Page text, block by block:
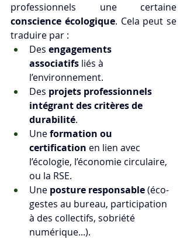
conscience écologique. Cela peut se
traduire par :
Des engagements
associatifs liés à
l’environnement.
Des projets professionnels
intégrant des critères de
durabilité.
Une formation ou
certification en lien avec
l’écologie, l’économie circulaire,
ou la RSE.
Une posture responsable (éco-
gestes au bureau, participation
à des collectifs, sobriété
numérique...).